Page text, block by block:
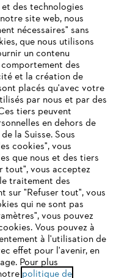
nous ne prenons plus
de notre site ne
une utilisation
de passer à
des technologies
site web, nous
nécessaires" sans
que nous utilisons
un contenu
des
et la création de
placés qu'avec votre
par nous et par des
tiers peuvent
en dehors de
la Suisse. Sous
cookies", vous
que nous et des tiers
tout", vous acceptez
traitement des
sur "Refuser tout", vous
qui ne sont pas
vous pouvez
Vous pouvez à
à l'utilisation de
effet pour l'avenir, en
Pour plus
politique de